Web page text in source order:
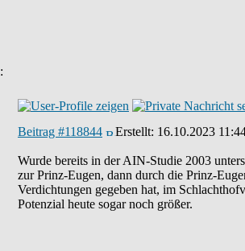
Beitrag #118844 Erstellt: 16.10.2023
Wurde bereits in der AIN-Studie 2003
zur Prinz-Eugen, dann durch die Prinz-
Verdichtungen gegeben hat, im
Potenzial heute sogar noch größer.